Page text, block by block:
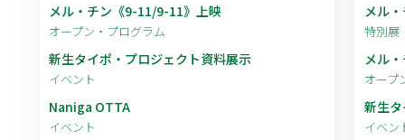
メル・チン《9-11/9-11》上映
オープン・プログラム
新生タイポ・プロジェクト資料展示
イベント
Naniga OTTA
イベント
メル
特別展
メル
オープ
新生
イベン